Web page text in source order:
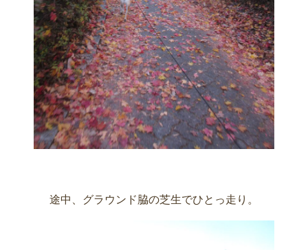
途中、グラウンド脇の芝生でひとっ走り。